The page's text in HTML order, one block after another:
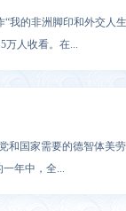
我的非洲脚印和外交人
万人收看。在...
和国家需要的德智体美
年中，全...